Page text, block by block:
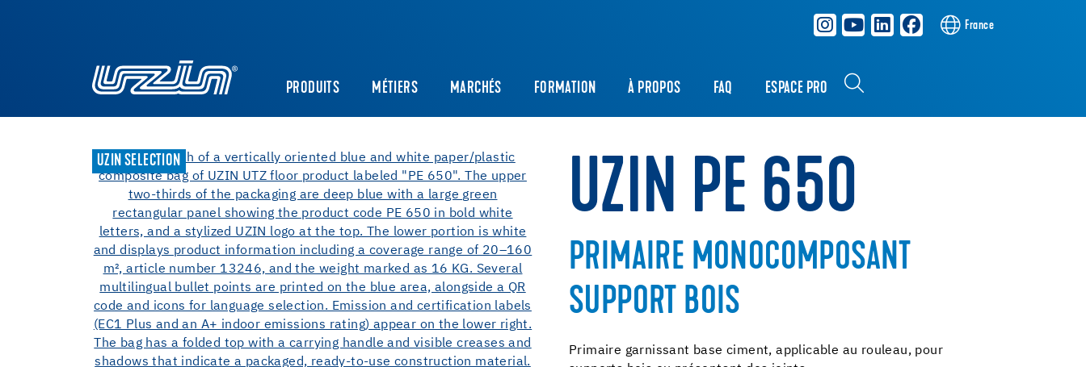
France
PRODUITS MÉTIERS MARCHÉS FORMATION À PROPOS FAQ ESPACE PRO
UZIN SELECTION UZIN PE 650
PRIMAIRE MONOCOMPOSANT
SUPPORT BOIS
Primaire garnissant base ciment, applicable au rouleau, pour